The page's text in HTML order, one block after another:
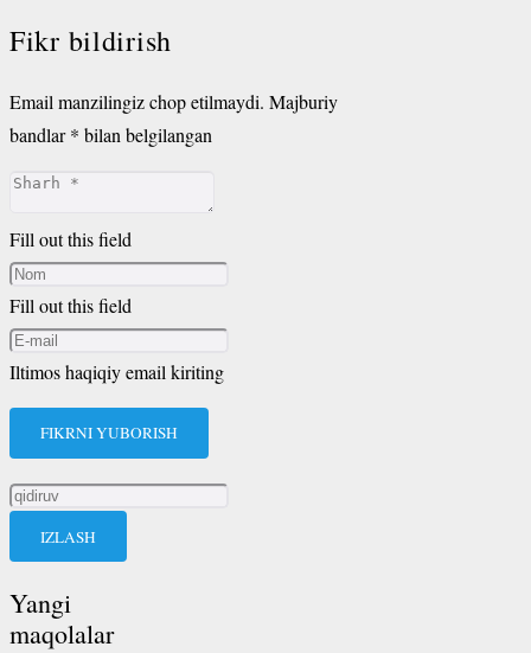
Fikr bildirish
Email manzilingiz chop etilmaydi. Majburiy
bandlar* bilan belgilangan
Fill out this field
Fill out this field
Iltimos haqiqiy email kiriting
FIKRNI YUBORISH
Qidirshish:
Yangi
maqolalar